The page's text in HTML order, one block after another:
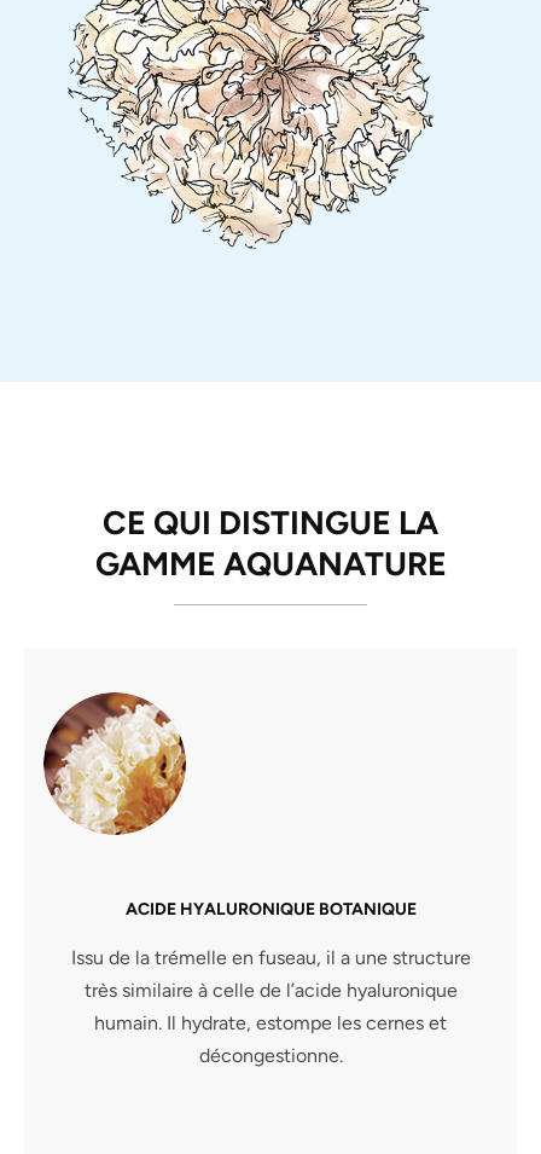
CE QUI DISTINGUE LA
GAMME AQUANATURE
ACIDE HYALURONIQUE BOTANIQUE
Issu de la trémelle en fuseau, il a une structure
très similaire à celle de l’acide hyaluronique
humain. Il hydrate, estompe les cernes et
décongestionne.